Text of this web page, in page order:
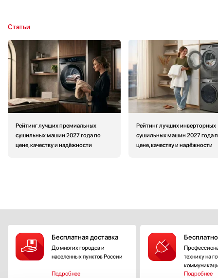
Статьи
Рейтинг лучших премиальных
сушильных машин 2027 года по
цене, качеству и надёжности
Рейтинг лучших инверторных
сушильных машин 2027 года
цене, качеству и надёжности
Бесплатная доставка
До многих городов и
населенных пунктов России
Подробнее
технику на
Подробнее